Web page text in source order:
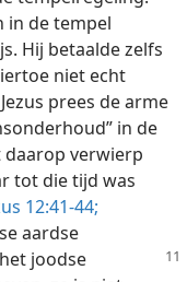
in de tempel
Hij betaalde zelfs
niet echt
prees de arme
in de
daarop verwierp
tot die tijd was
12:41-44;
aardse
joodse